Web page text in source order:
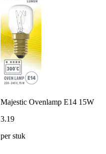
Majestic Ovenlamp E14 15W
3.19
per stuk